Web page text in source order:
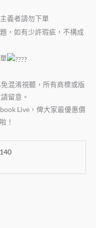
義者請勿下單
，如有少許瑕疵，不構成
混淆視聽，所有商標或版
留意。
Live，俾大家最優惠價
！
140